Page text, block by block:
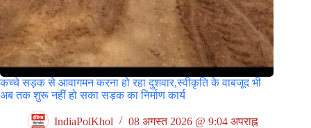
कच्चे सड़क से आवागमन करना हो रहा दुशवार,स्वीकृति के वाबजूद भी
अब तक शुरू नहीं हो सका सड़क का निर्माण कार्य
IndiaPolKhol 08 अगस्त 2026 @ 9:04 अपराह्न